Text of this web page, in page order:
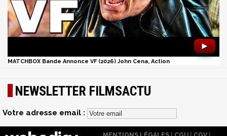
►
MATCHBOX Bande Annonce VF (2026) John Cena, Action
NEWSLETTER FILMSACTU
Votre adresse email :